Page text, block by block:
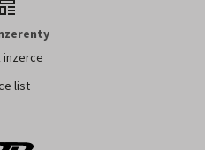
inzerce
list